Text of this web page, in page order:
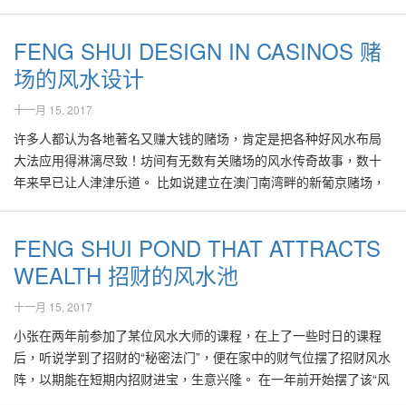
若天成！ 房子形状必须五行齐全，所以在设计里必须没有显著的缺
角。对有缺角的房子。可以应用颜色配搭以达到五行齐全，比如
说： 房子的东方有明显的缺角时，可以在东方位置的墙壁上以树木
花草装饰，或漆上浅青色，以补东方属木之气。 房子的南方有明显
的缺角时，可以在南方位置漆上浅红或紫色，以补南方属火之气。
子的西方有明显的缺角时，可以在西方位置漆上浅白或银色以补西
方属金之气。 房子的北方有明显的缺角时，可以在北方位置漆上蓝
择属火的红色、紫色或粉红色等服饰，以增强运势，容易招引贵
人。 比如说在室内装修的主调应该淡雅明快，不宜大红大紫，宜适
当配以暖色调，更不宜大面积地配置冷色调。 颜色其实在风水的实
践里占有重要席位，绝不可轻视。在知悉自身的喜用五行后，可以
应用相关的喜用颜色，比如说在服饰或家居漆料的选择里。简易地
达到趋吉避凶的途径。
康了。传统的五行养生法，建议在秋季常食用养阴生津之食材，如
莲藕或藕粉，因为藕有养肺、通肺气的作用。其他适宜的食材有银
耳、杏仁、百合、燕窝、梨、香蕉、冬蟲夏草、人參、沙參、西洋
參、黨參、太子參、黃芪、山藥、蜂蜜、秋菊花、麦冬、桔梗、甘
草等。不少的中成药店也会建议服用养阴清肺膏、琼玉膏等老字号
的成药，以促进体内五行平衡。 All Rights Reserved by Master
Kenny Hoo & GOOD FENG SHUI Geomantic
醉心中华文化与术数研究。荣获大学奖学金，修读电脑工程荣誉学
位。曾任职多家海内外上市机构，并曾担任亚太区域高级董事一
职。2000年开始从事风水堪舆研究事业，创办"好风水堪舆研究机
构"(www.GoodFengShui.com)，专业提供阴阳宅堪舆设计规划服
务。2005年获得台湾当局颁发‘全球十大专业人才精英奖'及‘全球十
大优质企业精品奖'。2009年获得中国大陆之中国文化信息协会推举
为‘中华文化传播学家'。并与两岸三地海内外，一百名为中华文化发
降临到某段时空时，它可以在不同的地点但其又带有相似的风水催
化条件时，可以引起一连串、相似的吉或凶的事件。 因此通过八字
对阴阳五行的各种生克与共鸣的原理，可以推断出很多事故的因
由，并可以现代化的好风水命运管理之道，达到趋吉避凶之目标。
在此笔者尝试以2013年的流年八字来稍作研究。2013癸巳蛇年的八
字如下： 日主 戊 辛 甲 癸 子 丑 寅 巳 农历7月是由阳历
2013年8月7日开始打开序幕，由该日开始一直到阳历9月4日，为上
稳也不平安的时机。这些情况也已开始反映在经济、股市激烈波
动、各种负面消息接踵而来、加上极端气象、治安败坏、纷争与祸
害不断地在此月里异常地频密发生。 家居北方置动水摆设 有些人对
这一系列的负面新闻感到悲哀、气馁与极度不安，甚至可能导致他
们打消一切大小事务，对未来感到悲观。这主要是因为大多数人面
对这一连串的负面情况时，由于无法知悉该负面影响将会拖多久，
因此面对风险管理的困难时，对未来自然感到傍徨无助。 其实不论
间，造成各种不可预知的灵异现象。 从比较科学化的角度来看，不
少研究发现这些灵异事件通常是由于有关建筑物的建筑材料、结
构、间隔或所处位置欠佳，进而造成人们的心理作祟现象。欧美国
家的一些地质与生物学家曾对世界各国多座凶宅，进行了实地勘查
研究，发现凶宅现象其实与电磁污染，如雷达站、电讯塔，电流转
换站，或不良的地质因素有关。此外，不少缺乏绿化、水源或环
境、大气污染等因素，能导致居住者容易产生精神恍惚、烦躁不安
导致居住在此类房屋者，健康欠佳也容易产生精神恍惚、因而容易
产生鬼魅的幻觉。因此在选择、设计或装修一间好风水的房屋的过
程里，都必须考虑这些基本要素必须在设计与安排得当。更重要的
是必须为每一位居住者以其八字五行喜忌，与房屋的各个方位的五
行相互配合得当，才能沾的好风水的效应。 在选择好的房屋时，必
须避免选择屋外能够明显见到大的电讯塔、雷达站、尖角、高树、
灯柱、路冲、天斩杀、斩腰水等不良的风水因素。 凶宅，就算是价
当然不离老本行，趁机探讨风水之道有否在深圳市里被发扬光大？
该5星级酒店地理位置得天独厚，坐落于深圳市国贸商业区中心，在
一个极大的十字路口之一角，丁山癸向。它毗邻地铁站，距罗湖火
车站及关口出入香港仅需几分钟车程，离深圳国际机场也只需40分
钟左右之车程。更好的是，由酒店步行5分钟即可到达深圳必访、人
文与商业气息皆浓厚的东门步行街，在此住宿肯定方便无比，难怪
此酒店门庭若市。然而当笔者在与此5星级酒店毗邻的另一家、听说
厦勘察发现，虽然此区地理位置上好，然而并不是每一栋商业大厦
或酒店都能招来好生意。 比如说，在笔者所住宿的5星级酒店、十字
路口正对面的另一栋商业高楼，却门可罗雀。此栋商业高楼门面对
十字路口中心，与笔者的酒店遥遥相对，因此笔者可由酒店房内不
时观察其动静。 该办公楼有约30层，然而真正有租户迁入办公的单
位却寥寥可数！在此商业高楼有2条长达百余尺、由约24楼层到12楼
层直直挂下来的巨型红色招租广告布条，观其颜色与外观，挂置于
FENG SHUI DESIGN IN CASINOS 赌
场的风水设计
十一月 15, 2017
许多人都认为各地著名又赚大钱的赌场，肯定是把各种好风水布局
大法应用得淋漓尽致！坊间有无数有关赌场的风水传奇故事，数十
年来早已让人津津乐道。 比如说建立在澳门南湾畔的新葡京赌场，
场日日赢面满满。 相关图片参
考:https://www.facebook.com/notes/kenny-hoo-good-
fengshui/casinos-feng-shui-design-
新葡京赌场的正门设计看起来很有煞气，绝不会给人有“祥和”的感
觉。该大门的设计看起来像狮子或老虎口的样式，赌客来到门前，
仿佛马上掉进猛兽的嘴里，无论赌客当时的气势多么凌厉，看到此
FENG SHUI POND THAT ATTRACTS
WEALTH 招财的风水池
十一月 15, 2017
小张在两年前参加了某位风水大师的课程，在上了一些时日的课程
后，听说学到了招财的“秘密法门”，便在家中的财气位摆了招财风水
阵，以期能在短期内招财进宝，生意兴隆。 在一年前开始摆了该“风